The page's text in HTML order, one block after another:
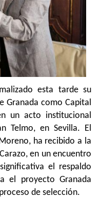
esta tarde su
Granada como Capital
un acto institucional
Telmo, en Sevilla. El
ha recibido a la
en un encuentro
el respaldo
el proyecto Granada
de selección.